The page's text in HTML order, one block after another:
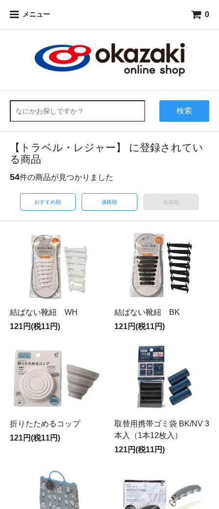
メニュー 0
検索
【トラベル・レジャー】 に登録されてい
る商品
54件の商品が見つかりました
おすすめ順 価格順 新着順
結ばない靴紐 WH
121円(税11円)
結ばない靴紐 BK
121円(税11円)
折りたためるコップ
121円(税11円)
取替用携帯ゴミ袋 BK/NV 3
本入（1本12枚入）
121円(税11円)